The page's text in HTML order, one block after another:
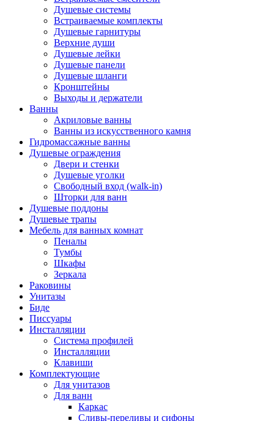
Душевые системы
Встраиваемые комплекты
Душевые гарнитуры
Верхние души
Душевые лейки
Душевые панели
Душевые шланги
Кронштейны
Выходы и держатели
Ванны
Акриловые ванны
Ванны из искусственного камня
Гидромассажные ванны
Душевые ограждения
Двери и стенки
Душевые уголки
Свободный вход (walk-in)
Шторки для ванн
Душевые поддоны
Душевые трапы
Мебель для ванных комнат
Пеналы
Тумбы
Шкафы
Зеркала
Раковины
Унитазы
Биде
Писсуары
Инсталляции
Система профилей
Инсталляции
Клавиши
Комплектующие
Для унитазов
Для ванн
Каркас
Сливы-переливы и сифоны